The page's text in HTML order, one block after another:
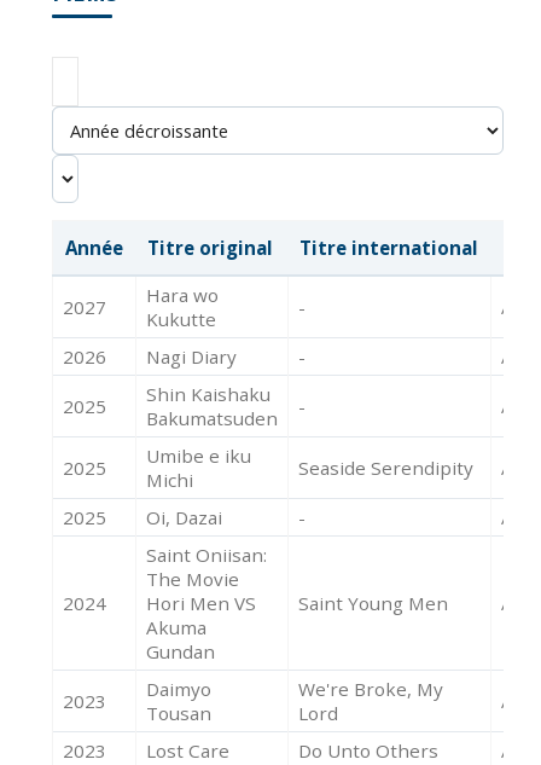
Année Titre original Titre international
2027
Hara wo
Kukutte
-
2026 Nagi Diary -
2025
Shin Kaishaku
Bakumatsuden
-
2025
Umibe e iku
Michi
Seaside Serendipity
2025 Oi, Dazai -
2024
Saint Oniisan:
The Movie
Hori Men VS
Akuma
Gundan
Saint Young Men
2023
Daimyo
Tousan
We're Broke, My
Lord
2023 Lost Care Do Unto Others